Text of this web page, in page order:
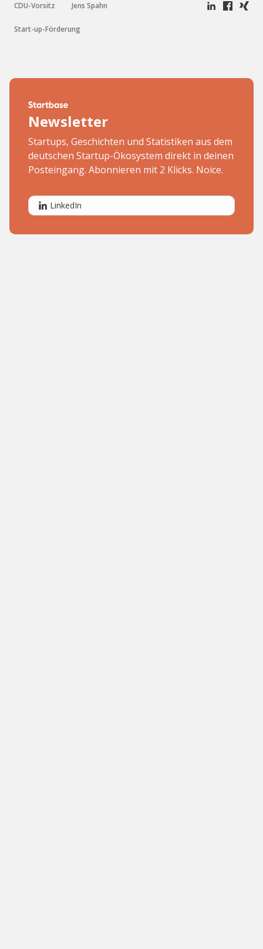
CDU-Vorsitz Jens Spahn
Start-up-Förderung
Newsletter
Startups, Geschichten und Statistiken aus dem
deutschen Startup-Ökosystem direkt in deinen
Posteingang. Abonnieren mit 2 Klicks. Noice.
LinkedIn